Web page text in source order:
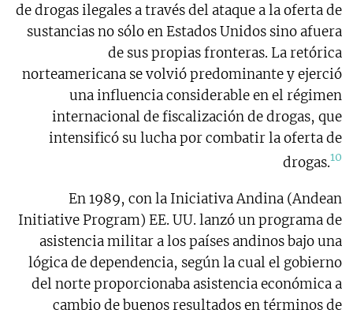
de drogas ilegales a través del ataque a la oferta de
sustancias no sólo en Estados Unidos sino afuera
de sus propias fronteras. La retórica
norteamericana se volvió predominante y ejerció
una influencia considerable en el régimen
internacional de fiscalización de drogas, que
intensificó su lucha por combatir la oferta de
drogas.10
En 1989, con la Iniciativa Andina (Andean
Initiative Program) EE. UU. lanzó un programa de
asistencia militar a los países andinos bajo una
lógica de dependencia, según la cual el gobierno
del norte proporcionaba asistencia económica a
cambio de buenos resultados en términos de